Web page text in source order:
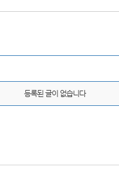
등록된 글이 없습니다